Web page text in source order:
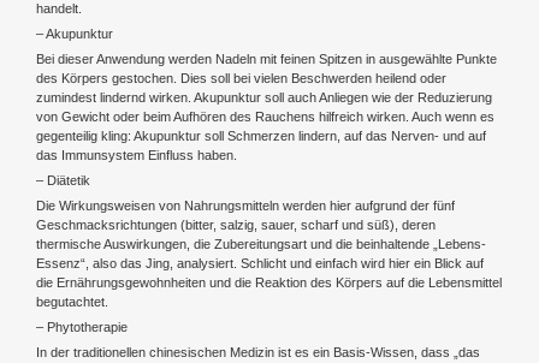
handelt.
– Akupunktur
Bei dieser Anwendung werden Nadeln mit feinen Spitzen in ausgewählte Punkte
des Körpers gestochen. Dies soll bei vielen Beschwerden heilend oder
zumindest lindernd wirken. Akupunktur soll auch Anliegen wie der Reduzierung
von Gewicht oder beim Aufhören des Rauchens hilfreich wirken. Auch wenn es
gegenteilig kling: Akupunktur soll Schmerzen lindern, auf das Nerven- und auf
das Immunsystem Einfluss haben.
– Diätetik
Die Wirkungsweisen von Nahrungsmitteln werden hier aufgrund der fünf
Geschmacksrichtungen (bitter, salzig, sauer, scharf und süß), deren
thermische Auswirkungen, die Zubereitungsart und die beinhaltende „Lebens-
Essenz“, also das Jing, analysiert. Schlicht und einfach wird hier ein Blick auf
die Ernährungsgewohnheiten und die Reaktion des Körpers auf die Lebensmittel
begutachtet.
– Phytotherapie
In der traditionellen chinesischen Medizin ist es ein Basis-Wissen, dass „das